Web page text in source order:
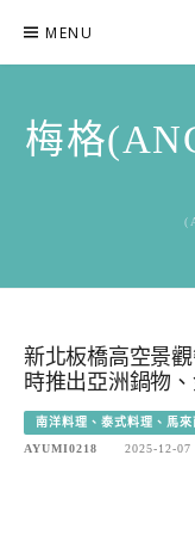
content
MENU
梅格
新北板橋高空景
時推出亞洲鍋物
南洋料理、泰式料理、馬
AYUMI0218
2025-12-07